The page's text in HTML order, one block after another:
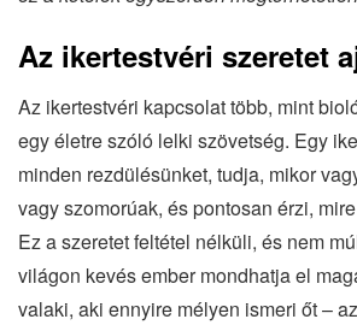
Az ikertestvéri szeretet
Az ikertestvéri kapcsolat több, mint
egy életre szóló lelki szövetség. Egy
minden rezdülésünket, tudja, mikor
vagy szomorúak, és pontosan érzi,
Ez a szeretet feltétel nélküli, és nem
világon kevés ember mondhatja el
valaki, aki ennyire mélyen ismeri őt –